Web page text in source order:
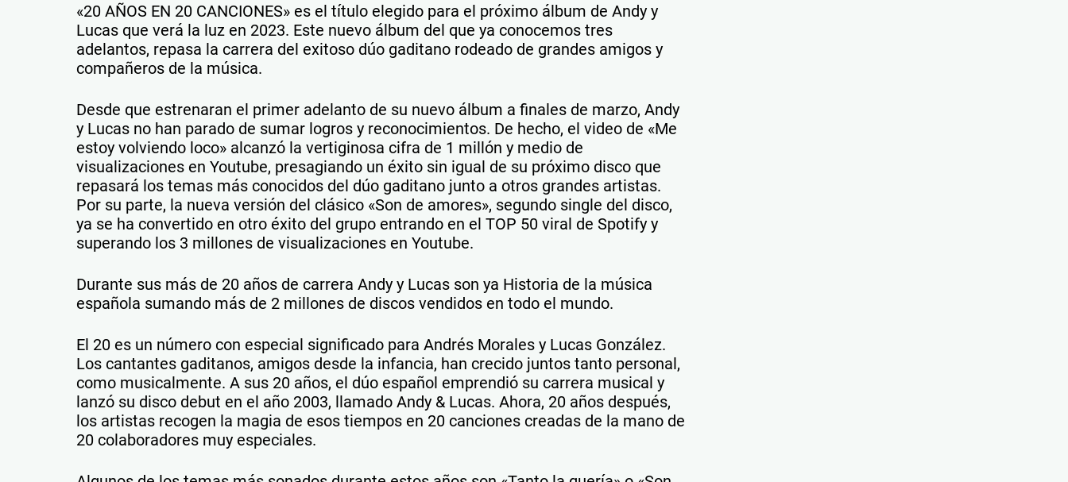
«20 AÑOS EN 20 CANCIONES» es el título elegido para el próximo álbum de Andy y
Lucas que verá la luz en 2023. Este nuevo álbum del que ya conocemos tres
adelantos, repasa la carrera del exitoso dúo gaditano rodeado de grandes amigos y
compañeros de la música.
Desde que estrenaran el primer adelanto de su nuevo álbum a finales de marzo, Andy
y Lucas no han parado de sumar logros y reconocimientos. De hecho, el video de «Me
estoy volviendo loco» alcanzó la vertiginosa cifra de 1 millón y medio de
visualizaciones en Youtube, presagiando un éxito sin igual de su próximo disco que
repasará los temas más conocidos del dúo gaditano junto a otros grandes artistas.
Por su parte, la nueva versión del clásico «Son de amores», segundo single del disco,
ya se ha convertido en otro éxito del grupo entrando en el TOP 50 viral de Spotify y
superando los 3 millones de visualizaciones en Youtube.
Durante sus más de 20 años de carrera Andy y Lucas son ya Historia de la música
española sumando más de 2 millones de discos vendidos en todo el mundo.
El 20 es un número con especial significado para Andrés Morales y Lucas González.
Los cantantes gaditanos, amigos desde la infancia, han crecido juntos tanto personal,
como musicalmente. A sus 20 años, el dúo español emprendió su carrera musical y
lanzó su disco debut en el año 2003, llamado Andy & Lucas. Ahora, 20 años después,
los artistas recogen la magia de esos tiempos en 20 canciones creadas de la mano de
20 colaboradores muy especiales.